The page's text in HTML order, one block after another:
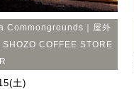
Commongrounds｜屋外
SHOZO COFFEE STORE
土)